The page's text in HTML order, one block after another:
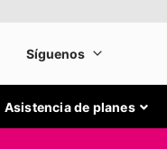
Asistencia de planes